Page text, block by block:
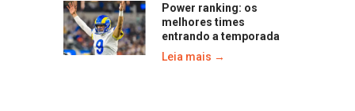
Power ranking: os
melhores times
entrando a temporada
Leia mais →